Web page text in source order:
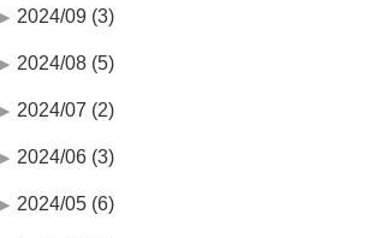
2024/09 (3)
2024/08 (5)
2024/07 (2)
2024/06 (3)
2024/05 (6)